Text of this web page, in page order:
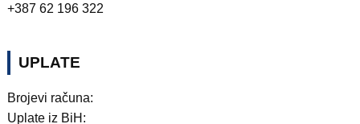
+387 62 196 322
UPLATE
Brojevi računa:
Uplate iz BiH: